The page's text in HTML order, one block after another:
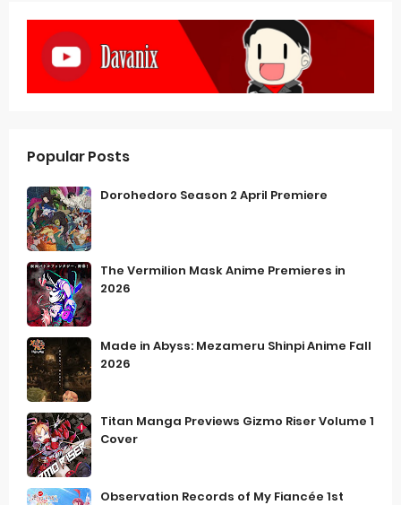
Popular Posts
Dorohedoro Season 2 April Premiere
The Vermilion Mask Anime Premieres in
2026
Made in Abyss: Mezameru Shinpi Anime Fall
2026
Titan Manga Previews Gizmo Riser Volume 1
Cover
Observation Records of My Fiancée 1st